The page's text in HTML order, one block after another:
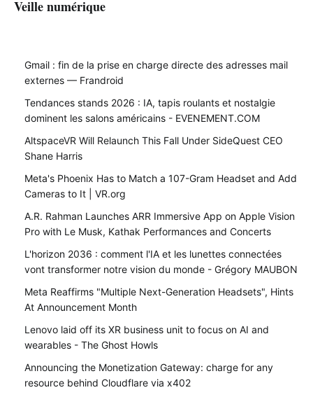
Veille numérique
Gmail : fin de la prise en charge directe des adresses mail
externes — Frandroid
Tendances stands 2026 : IA, tapis roulants et nostalgie
dominent les salons américains - EVENEMENT.COM
AltspaceVR Will Relaunch This Fall Under SideQuest CEO
Shane Harris
Meta's Phoenix Has to Match a 107-Gram Headset and Add
Cameras to It | VR.org
A.R. Rahman Launches ARR Immersive App on Apple Vision
Pro with Le Musk, Kathak Performances and Concerts
L'horizon 2036 : comment l'IA et les lunettes connectées
vont transformer notre vision du monde - Grégory MAUBON
Meta Reaffirms "Multiple Next-Generation Headsets", Hints
At Announcement Month
Lenovo laid off its XR business unit to focus on AI and
wearables - The Ghost Howls
Announcing the Monetization Gateway: charge for any
resource behind Cloudflare via x402